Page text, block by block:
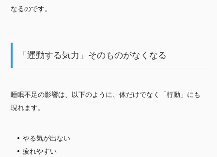
なるのです。
「運動する気力」そのものがなくなる
睡眠不足の影響は、以下のように、体だけでなく「行動」にも
現れます。
やる気が出ない
疲れやすい